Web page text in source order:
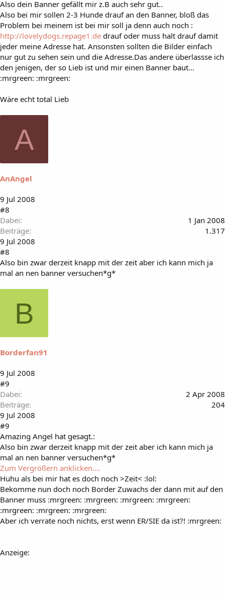
Also dein Banner gefällt mir z.B auch sehr gut..
Also bei mir sollen 2-3 Hunde drauf an den Banner, bloß das
Problem bei meinem ist bei mir soll ja denn auch noch :
http://lovelydogs.repage1.de drauf oder muss halt drauf damit
jeder meine Adresse hat. Ansonsten sollten die Bilder einfach
nur gut zu sehen sein und die Adresse.Das andere überlassse ich
den jenigen, der so Lieb ist und mir einen Banner baut...
:mrgreen: :mrgreen:
Wäre echt total Lieb
A
AnAngel
9 Jul 2008
#8
Dabei
1 Jan 2008
Beiträge
1.317
9 Jul 2008
#8
Also bin zwar derzeit knapp mit der zeit aber ich kann mich ja
mal an nen banner versuchen*g*
B
Borderfan91
9 Jul 2008
#9
Dabei
2 Apr 2008
Beiträge
204
9 Jul 2008
#9
Amazing Angel hat gesagt.:
Also bin zwar derzeit knapp mit der zeit aber ich kann mich ja
mal an nen banner versuchen*g*
Zum Vergrößern anklicken....
Huhu als bei mir hat es doch noch >Zeit< :lol:
Bekomme nun doch noch Border Zuwachs der dann mit auf den
Banner muss :mrgreen: :mrgreen: :mrgreen: :mrgreen:
:mrgreen: :mrgreen: :mrgreen:
Aber ich verrate noch nichts, erst wenn ER/SIE da ist?! :mrgreen:
Anzeige: